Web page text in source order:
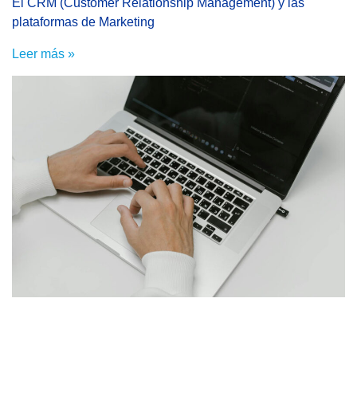
El CRM (Customer Relationship Management) y las
plataformas de Marketing
Leer más »